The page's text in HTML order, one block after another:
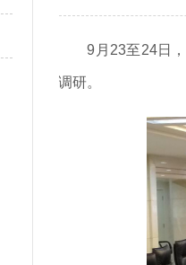
9月23至24日
调研。